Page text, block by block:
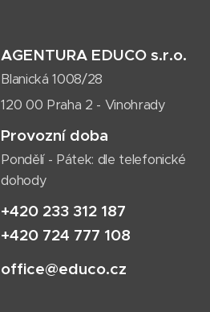
AGENTURA EDUCO s.r.o.
Blanická 1008/28
120 00 Praha 2 - Vinohrady
Provozní doba
Pondělí - Pátek: dle telefonické
dohody
+420 233 312 187
+420 724 777 108
office@educo.cz